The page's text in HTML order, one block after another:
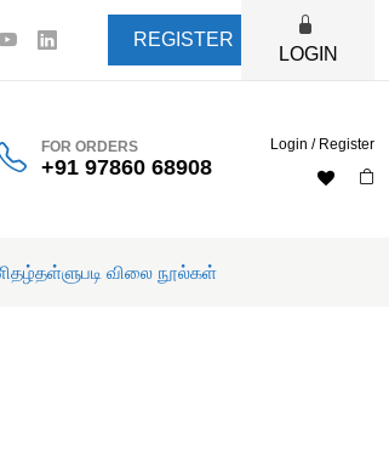
REGISTER
LOGIN
FOR ORDERS
+91 97860 68908
Login / Register
தள்ளுபடி விலை நூல்கள்